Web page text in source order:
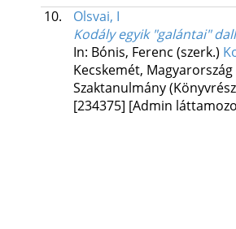
10.
Olsvai, I
Kodály egyik "galántai"
In: Bónis, Ferenc (szerk.)
Kecskemét, Magyarország
Szaktanulmány
[234375] [Admin